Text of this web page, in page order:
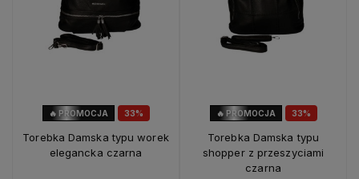
33%
🔥 PROMOCJA
Torebka Damska typu worek
elegancka czarna
33%
🔥 PROMOCJA
Torebka Damska typu
shopper z przeszyciami
czarna